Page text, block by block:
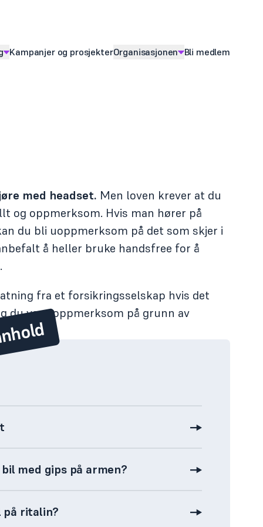
for
Kampanjer og prosjekter
Visundermeny for
Organisasjonen Bli medlem
med headset. Men loven krever at du
og oppmerksom. Hvis man hører på
du bli uoppmerksom på det som skjer i
å heller bruke handsfree for å
fra et forsikringsselskap hvis det
du var uoppmerksom på grunn av
med gips på armen?
på ritalin?